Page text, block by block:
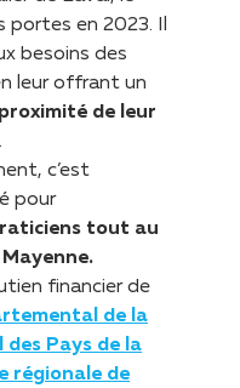
portes en 2023. Il
besoins des
leur offrant un
de leur
.
c’est
pour
tout au
financier de
de la
des Pays de la
régionale de